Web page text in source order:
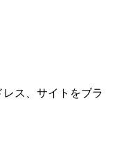
ス、サイトをブラ